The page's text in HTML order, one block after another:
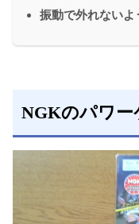
振動で外れないよ
NGKのパワー